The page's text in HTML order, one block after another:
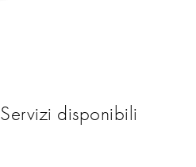
Servizi disponibili